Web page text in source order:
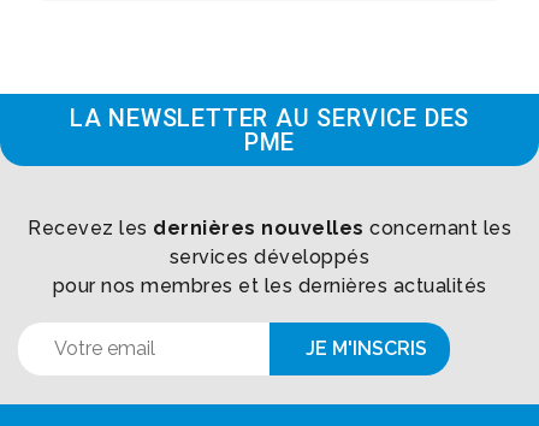
LA NEWSLETTER AU SERVICE DES
PME
Recevez les dernières nouvelles concernant les
services développés
pour nos membres et les dernières actualités